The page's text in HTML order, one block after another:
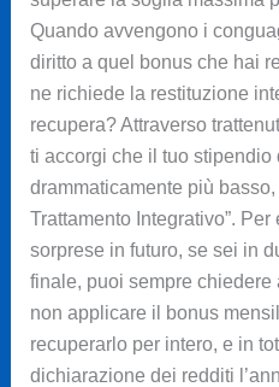
Quando avvengono i
diritto a quel bonus che hai
ne richiede la restituzione
recupera? Attraverso
ti accorgi che il tuo stipendio
drammaticamente più
Trattamento Integrativo”.
sorprese in futuro, se sei in
finale, puoi sempre chiedere
non applicare il bonus
recuperarlo per intero, e in
dichiarazione dei redditi